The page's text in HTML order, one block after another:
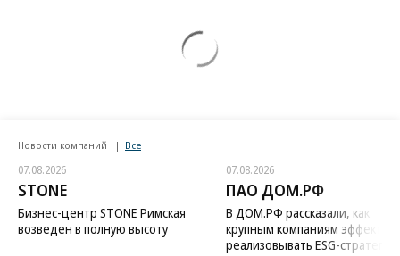
Новости компаний Все
07.08.2026
STONE
Бизнес-центр STONE Римская
возведен в полную высоту
07.08.2026
ПАО ДОМ.РФ
В ДОМ.РФ рассказали, как
крупным компаниям
реализовывать ESG-стратегию